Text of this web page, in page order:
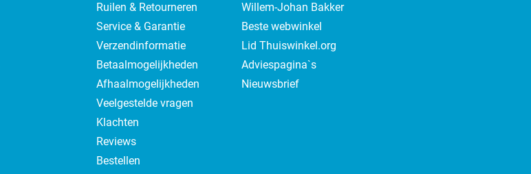
Ruilen & Retourneren
Service & Garantie
Verzendinformatie
Betaalmogelijkheden
Afhaalmogelijkheden
Veelgestelde vragen
Klachten
Reviews
Bestellen
Willem-Johan Bakker
Beste webwinkel
Lid Thuiswinkel.org
Adviespagina`s
Nieuwsbrief